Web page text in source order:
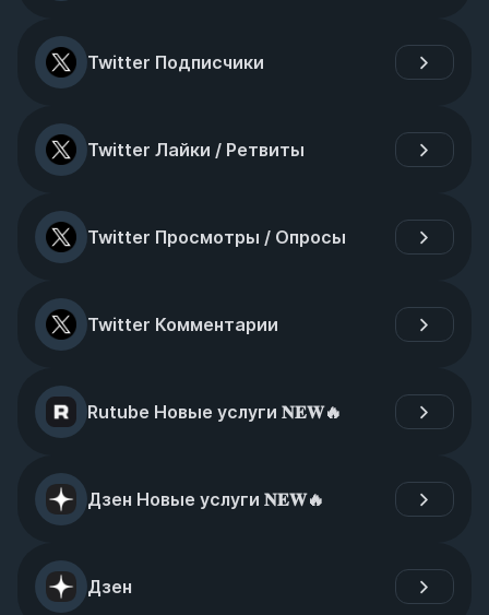
Twitter Подписчики
Twitter Лайки / Ретвиты
Twitter Просмотры / Опросы
Twitter Комментарии
Rutube Новые услуги 𝐍𝐄𝐖🔥
Дзен Новые услуги 𝐍𝐄𝐖🔥
Дзен